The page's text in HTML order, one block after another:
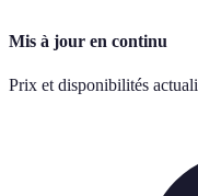
Mis à jour en continu
Prix et disponibilités